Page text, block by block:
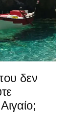
δεν